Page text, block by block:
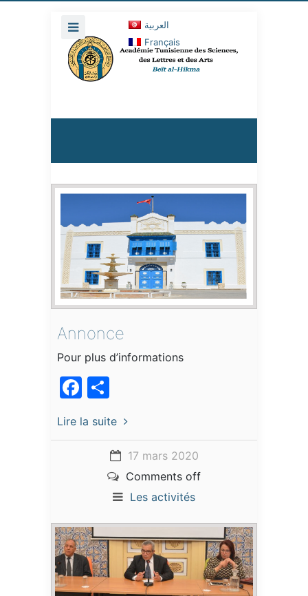
العربية
Français
Annonce
Pour plus d’informations
Facebook
Lire la suite
17 mars 2020
Comments off
Les activités